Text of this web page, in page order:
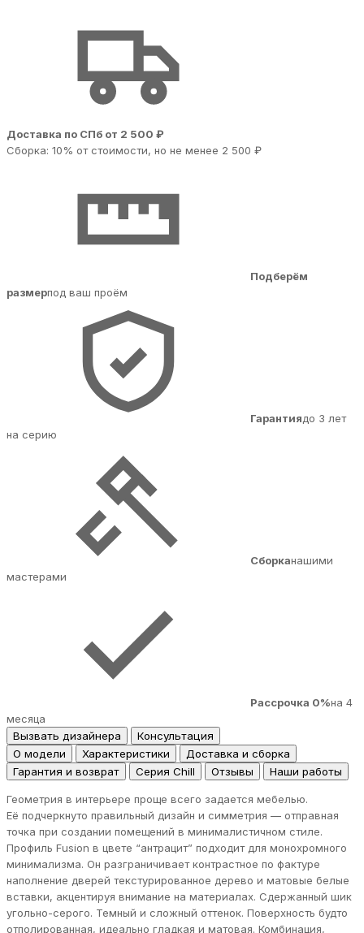
Доставка по СПб от 2 500 ₽
Сборка: 10% от стоимости, но не менее 2 500 ₽
Подберём
размерпод ваш проём
Гарантиядо 3 лет
на серию
Сборканашими
мастерами
Рассрочка 0%на 4
месяца
Вызвать дизайнера
Консультация
О модели
Характеристики
Доставка и сборка
Гарантия и возврат
Серия Chill Отзывы Наши работы
Геометрия в интерьере проще всего задается мебелью.
Её подчеркнуто правильный дизайн и симметрия — отправная
точка при создании помещений в минималистичном стиле.
Профиль Fusion в цвете “антрацит” подходит для монохромного
минимализма. Он разграничивает контрастное по фактуре
наполнение дверей текстурированное дерево и матовые белые
вставки, акцентируя внимание на материалах. Сдержанный шик
угольно-серого. Темный и сложный оттенок. Поверхность будто
отполированная, идеально гладкая и матовая. Комбинация,